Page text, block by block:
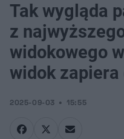
mieście! Ten widok zapiera dech
Tak wygląda
z
widokowego
widok zapiera
2025-09-03 15:55